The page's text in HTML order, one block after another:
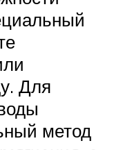
Для
метод